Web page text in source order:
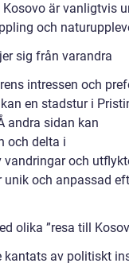
är vanligtvis
och
sig från varandra
intressen och
en stadstur i
andra sidan kan
och delta i
vandringar och
unik och anpassad
olika ”resa till
kantats av politiskt